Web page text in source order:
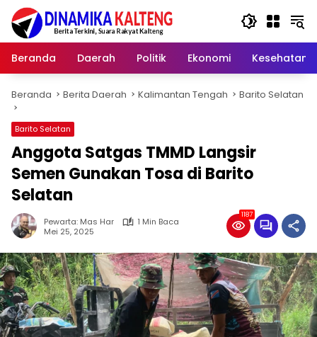
Langsung
konten
Beranda
Daerah Politik Ekonomi Kesehatan
Beranda Berita Daerah Kalimantan Tengah Barito Selatan
Barito Selatan
Anggota Satgas TMMD Langsir
Semen Gunakan Tosa di Barito
Selatan
Pewarta: Mas Har
1 Min Baca
Mei 25, 2025
1187